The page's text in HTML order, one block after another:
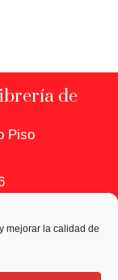
mejorar la calidad de
de
Piso